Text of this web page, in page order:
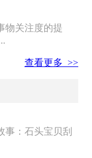
物关注度的提
查看更多 >>
事：石头宝贝刮